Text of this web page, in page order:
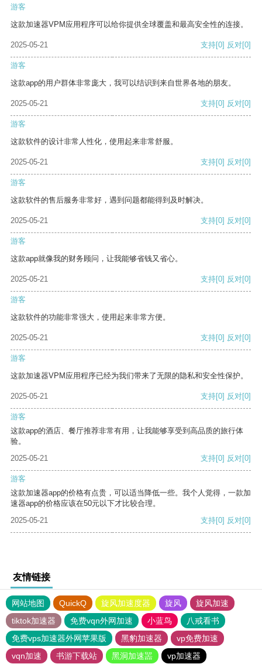
游客
这款加速器VPM应用程序可以给你提供全球覆盖和最高安全性的连接。
2025-05-21 支持[0] 反对[0]
游客
这款app的用户群体非常庞大，我可以结识到来自世界各地的朋友。
2025-05-21 支持[0] 反对[0]
游客
这款软件的设计非常人性化，使用起来非常舒服。
2025-05-21 支持[0] 反对[0]
游客
这款软件的售后服务非常好，遇到问题都能得到及时解决。
2025-05-21 支持[0] 反对[0]
游客
这款app就像我的财务顾问，让我能够省钱又省心。
2025-05-21 支持[0] 反对[0]
游客
这款软件的功能非常强大，使用起来非常方便。
2025-05-21 支持[0] 反对[0]
游客
这款加速器VPM应用程序已经为我们带来了无限的隐私和安全性保护。
2025-05-21 支持[0] 反对[0]
游客
这款app的酒店、餐厅推荐非常有用，让我能够享受到高品质的旅行体
验。
2025-05-21
支持[0] 反对[0]
游客
这款加速器app的价格有点贵，可以适当降低一些。我个人觉得，一款加
速器app的价格应该在50元以下才比较合理。
2025-05-21
支持[0] 反对[0]
友情链接
网站地图 QuickQ 旋风加速度器 旋风
旋风加速
tiktok加速器
免费vqn外网加速 小蓝鸟
八戒看书
免费vps加速器外网苹果版
黑豹加速器
vp免费加速
vqn加速
书游下载站 黑洞加速噐 vp加速器